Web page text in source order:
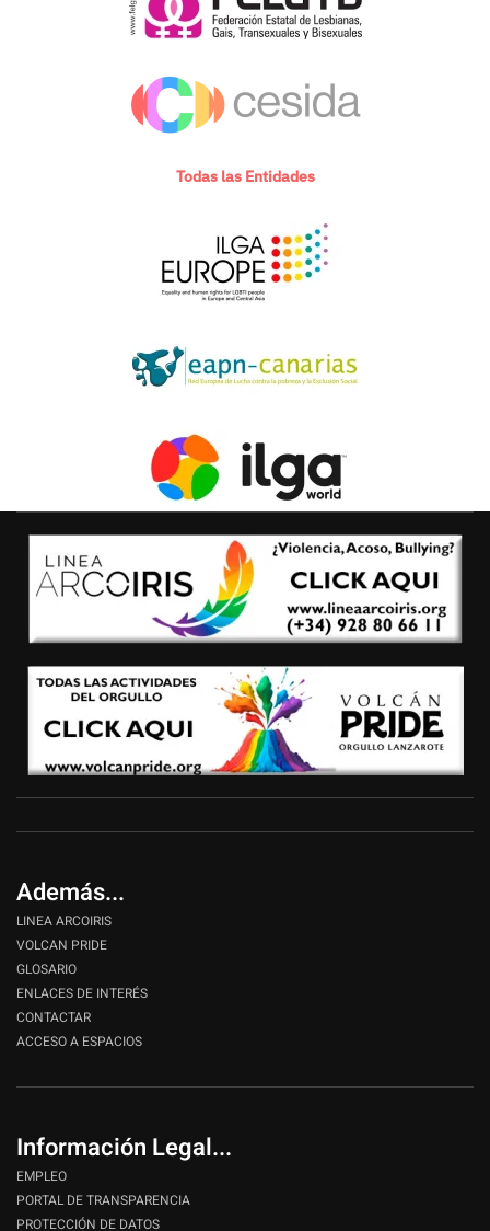
Todas las Entidades
Además...
LINEA ARCOIRIS
VOLCAN PRIDE
GLOSARIO
ENLACES DE INTERÉS
CONTACTAR
ACCESO A ESPACIOS
Información Legal...
EMPLEO
PORTAL DE TRANSPARENCIA
PROTECCIÓN DE DATOS